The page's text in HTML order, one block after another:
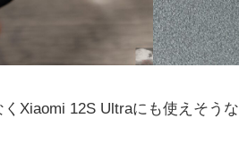
Xiaomi 12S Ultraにも使えそうな